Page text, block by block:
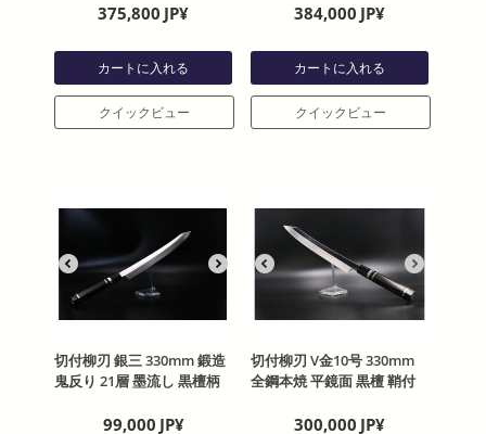
375,800 JP¥
カートに入れる
クイックビュー
384,000 JP¥
カートに入れる
クイックビュー
切付柳刃 銀三 330mm 鍛造
鬼反り 21層 墨流し 黒檀柄
99,000 JP¥
切付柳刃 V金10号 330mm
全鋼本焼 平鏡面 黒檀 鞘付
300,000 JP¥